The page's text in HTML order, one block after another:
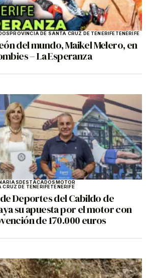
PROVINCIA DE SANTA CRUZ DE TENERIFETENERIFE
del mundo, Maikel Melero, en
– La Esperanza
DESTACADOSMOTOR
DE TENERIFETENERIFE
Deportes del Cabildo de
su apuesta por el motor con
de 170.000 euros